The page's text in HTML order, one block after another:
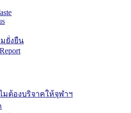
ยั่งยืน
มต้องบริจาคให้จุฬาฯ